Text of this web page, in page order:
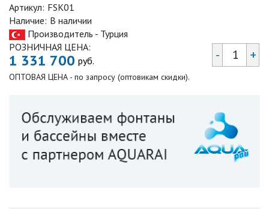
Артикул: FSK01
Наличие: В наличии
Производитель - Турция
РОЗНИЧНАЯ ЦЕНА:
1 331 700 руб.
ОПТОВАЯ ЦЕНА - по запросу (оптовикам скидки).
- +